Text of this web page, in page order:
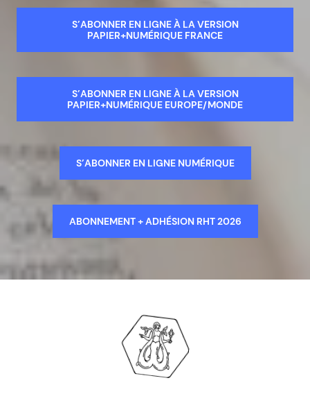
S’ABONNER EN LIGNE À LA VERSION
PAPIER+NUMÉRIQUE FRANCE
S’ABONNER EN LIGNE À LA VERSION
PAPIER+NUMÉRIQUE EUROPE/MONDE
S’ABONNER EN LIGNE NUMÉRIQUE
ABONNEMENT + ADHÉSION RHT 2026